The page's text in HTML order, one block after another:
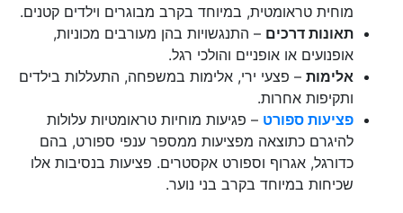
מוחית טראומטית, במיוחד בקרב מבוגרים וילדים קטנים.
תאונות דרכים – התנגשויות בהן מעורבים מכוניות,
אופנועים או אופניים והולכי רגל.
אלימות – פצעי ירי, אלימות במשפחה, התעללות בילדים
ותקיפות אחרות.
פציעות ספורט – פגיעות מוחיות טראומטיות עלולות
להיגרם כתוצאה מפציעות ממספר ענפי ספורט, בהם
כדורגל, אגרוף וספורט אקסטרים. פציעות בנסיבות אלו
שכיחות במיוחד בקרב בני נוער.